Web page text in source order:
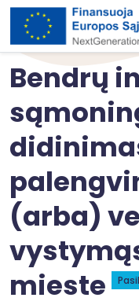
Bendrų
(arba)
mieste